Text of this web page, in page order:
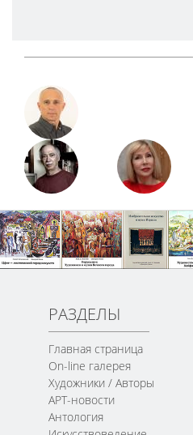
РАЗДЕЛЫ
Главная страница
On-line галерея
Художники / Авторы
АРТ-новости
Антология